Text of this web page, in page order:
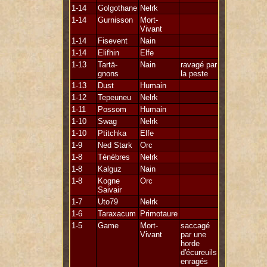
1-14
Golgothane Nelrk
1-14
Gurnisson
Mort-
Vivant
1-14
Fisevent
Nain
1-14
Elifhin
Elfe
1-13
Tartä-
gnons
Nain
ravagé par
la peste
1-13
Dust
Humain
1-12
Tepeuneu
Nelrk
1-11
Possom
Humain
1-10
Swag
Nelrk
1-10
Ptitchka
Elfe
1-9
Ned Stark
Orc
1-8
Ténèbres
Nelrk
1-8
Kalguz
Nain
1-8
Kogne
Saivair
Orc
1-7 Uto79
Nelrk
1-6
Taraxacum
Primotaure
1-5
Game
Mort-
Vivant
saccagé
par une
horde
d'écureuils
enragés